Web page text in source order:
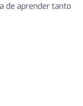
de aprender tanto